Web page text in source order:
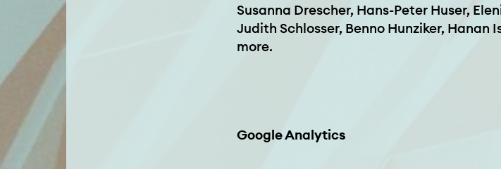
Susanna Drescher, Hans-Peter Huser,
Judith Schlosser, Benno Hunziker,
more.
Google Analytics